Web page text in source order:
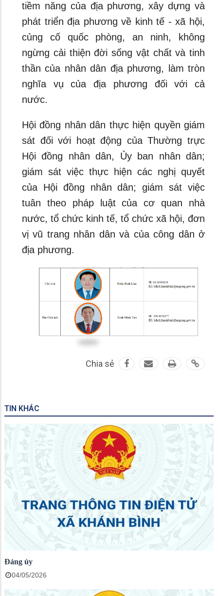
tiềm năng của địa phương, xây dựng và
phát triển địa phương về kinh tế - xã hội,
củng cố quốc phòng, an ninh, không
ngừng cải thiện đời sống vật chất và tinh
thần của nhân dân địa phương, làm tròn
nghĩa vụ của địa phương đối với cả
nước.
Hội đồng nhân dân thực hiện quyền giám
sát đối với hoạt động của Thường trực
Hội đồng nhân dân, Ủy ban nhân dân;
giám sát việc thực hiện các nghị quyết
của Hội đồng nhân dân; giám sát việc
tuân theo pháp luật của cơ quan nhà
nước, tổ chức kinh tế, tổ chức xã hội, đơn
vị vũ trang nhân dân và của công dân ở
địa phương.
Chia sẻ
TIN KHÁC
Đảng ủy
04/05/2026